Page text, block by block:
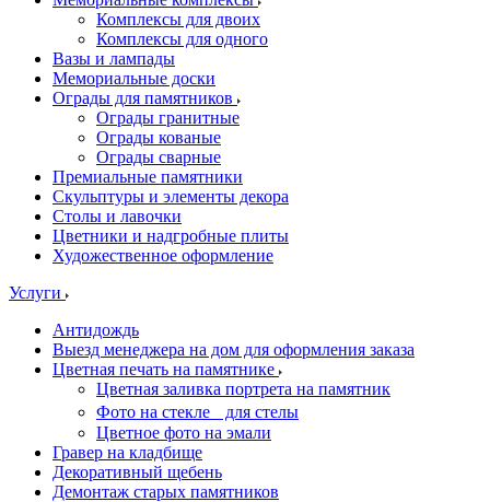
Комплексы для двоих
Комплексы для одного
Вазы и лампады
Мемориальные доски
Ограды для памятников
Ограды гранитные
Ограды кованые
Ограды сварные
Премиальные памятники
Скульптуры и элементы декора
Столы и лавочки
Цветники и надгробные плиты
Художественное оформление
Услуги
Антидождь
Выезд менеджера на дом для оформления заказа
Цветная печать на памятнике
Цветная заливка портрета на памятник
Фото на стекле для стелы
Цветное фото на эмали
Гравер на кладбище
Декоративный щебень
Демонтаж старых памятников